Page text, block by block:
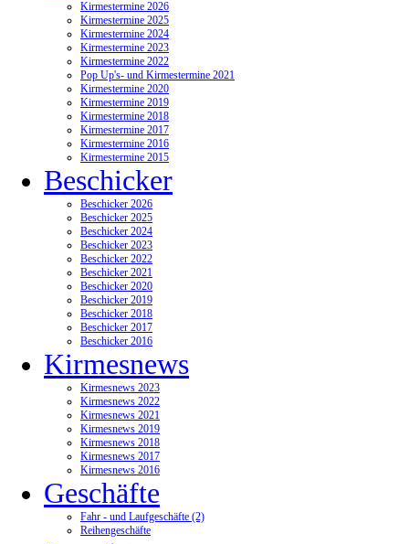
Kirmestermine 2026
Kirmestermine 2025
Kirmestermine 2024
Kirmestermine 2023
Kirmestermine 2022
Pop Up's- und Kirmestermine 2021
Kirmestermine 2020
Kirmestermine 2019
Kirmestermine 2018
Kirmestermine 2017
Kirmestermine 2016
Kirmestermine 2015
Beschicker
Beschicker 2026
Beschicker 2025
Beschicker 2024
Beschicker 2023
Beschicker 2022
Beschicker 2021
Beschicker 2020
Beschicker 2019
Beschicker 2018
Beschicker 2017
Beschicker 2016
Kirmesnews
Kirmesnews 2023
Kirmesnews 2022
Kirmesnews 2021
Kirmesnews 2019
Kirmesnews 2018
Kirmesnews 2017
Kirmesnews 2016
Geschäfte
Fahr - und Laufgeschäfte (2)
Reihengeschäfte